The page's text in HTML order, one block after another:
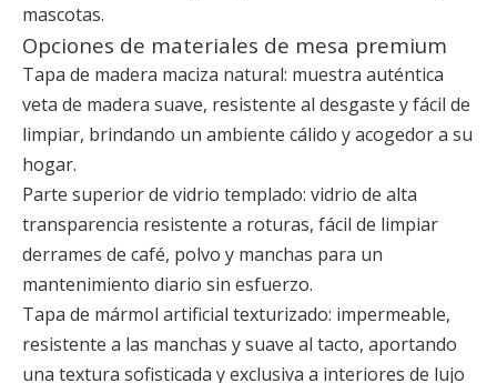
mascotas.
Opciones de materiales de mesa premium
Tapa de madera maciza natural: muestra auténtica
veta de madera suave, resistente al desgaste y fácil de
limpiar, brindando un ambiente cálido y acogedor a su
hogar.
Parte superior de vidrio templado: vidrio de alta
transparencia resistente a roturas, fácil de limpiar
derrames de café, polvo y manchas para un
mantenimiento diario sin esfuerzo.
Tapa de mármol artificial texturizado: impermeable,
resistente a las manchas y suave al tacto, aportando
una textura sofisticada y exclusiva a interiores de lujo